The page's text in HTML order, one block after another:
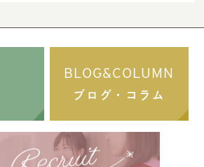
BLOG&COLUMN
ブログ・コラム